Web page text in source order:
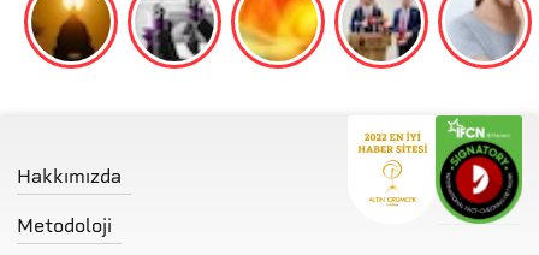
Hakkımızda
Metodoloji